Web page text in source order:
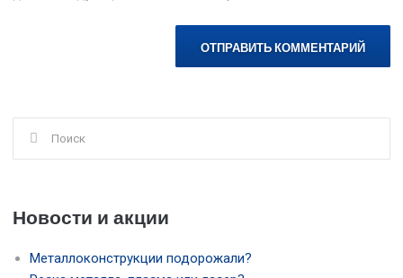
Новости и акции
Металлоконструкции подорожали?